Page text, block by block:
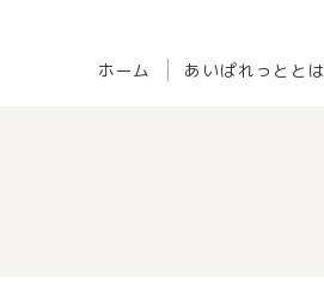
ホーム あいぱれっととは